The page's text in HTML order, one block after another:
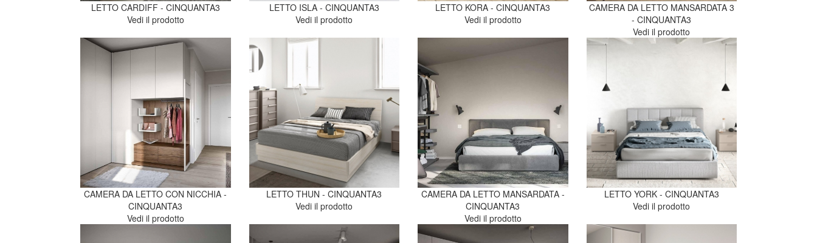
LETTO CARDIFF - CINQUANTA3
Vedi il prodotto
LETTO ISLA - CINQUANTA3
Vedi il prodotto
LETTO KORA - CINQUANTA3
Vedi il prodotto
CAMERA DA LETTO MANSARDATA 3
- CINQUANTA3
Vedi il prodotto
CAMERA DA LETTO CON NICCHIA -
CINQUANTA3
Vedi il prodotto
LETTO THUN - CINQUANTA3
Vedi il prodotto
CAMERA DA LETTO MANSARDATA -
CINQUANTA3
Vedi il prodotto
LETTO YORK - CINQUANTA3
Vedi il prodotto